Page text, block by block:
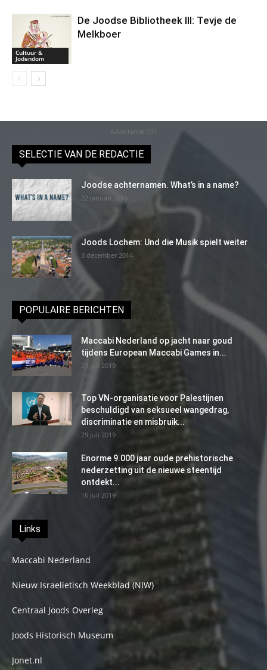
Cultuur &
Jodendom
De Joodse Bibliotheek III: Tevje de
Melkboer
Advertentie (11)
SELECTIE VAN DE REDACTIE
Joodse achternamen. What’s in a name?
22 januari 2016
Joods Lochem: Und die Musik spielt weiter
3 december 2014
POPULAIRE BERICHTEN
Maccabi Nederland op jacht naar goud
tijdens European Maccabi Games in...
29 juli 2019
Top VN-organisatie voor Palestijnen
beschuldigd van seksueel wangedrag,
discriminatie en misbruik...
29 juli 2019
Enorme 9.000 jaar oude prehistorische
nederzetting uit de nieuwe steentijd
ontdekt...
16 juli 2019
Links
Maccabi Nederland
Nieuw Israelietisch Weekblad (NIW)
Centraal Joods Overleg
Joods Historisch Museum
Jonet.nl